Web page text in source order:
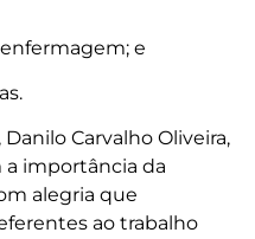
e
Carvalho Oliveira,
importância da
alegria que
ao trabalho